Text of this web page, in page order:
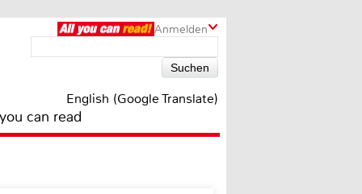
Anmelden
English (Google Translate)
can read